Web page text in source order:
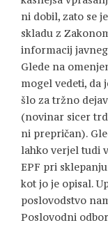
ni dobil, zato se
skladu z
informacij
Glede na
mogel vedeti, da
šlo za tržno
(novinar sicer
ni prepričan).
lahko verjel tudi
EPF pri
kot jo je opisal.
poslovodstvo
Poslovodni